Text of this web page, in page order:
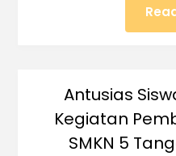
Antusias
Kegiatan
SMKN 5